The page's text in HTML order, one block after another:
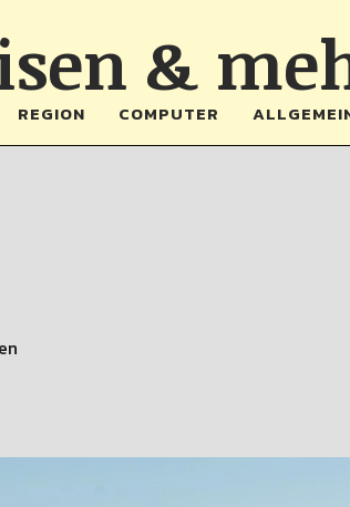
&
REGION COMPUTER